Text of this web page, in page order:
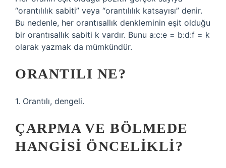
“orantılılık sabiti” veya “orantılılık katsayısı” denir.
Bu nedenle, her orantısallık denkleminin eşit olduğu
bir orantısallık sabiti k vardır. Bunu a:c:e = b:d:f = k
olarak yazmak da mümkündür.
ORANTILI NE?
1. Orantılı, dengeli.
ÇARPMA VE BÖLMEDE
HANGISI ÖNCELIKLI?